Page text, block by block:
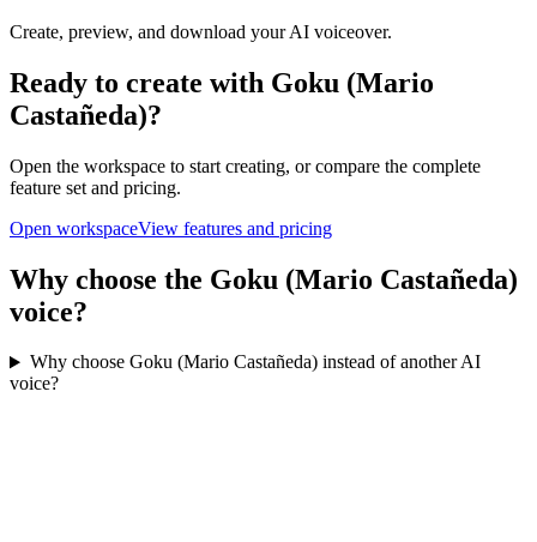
Create, preview, and download your AI voiceover.
Ready to create with Goku (Mario
Castañeda)?
Open the workspace to start creating, or compare the complete
feature set and pricing.
Open workspaceView features and pricing
Why choose the Goku (Mario Castañeda)
voice?
Why choose Goku (Mario Castañeda) instead of another AI
voice?